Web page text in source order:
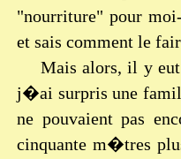
"nourriture" pour
et sais comment le
Mais alors, il y
j�ai surpris une
ne pouvaient pas
cinquante m�tres